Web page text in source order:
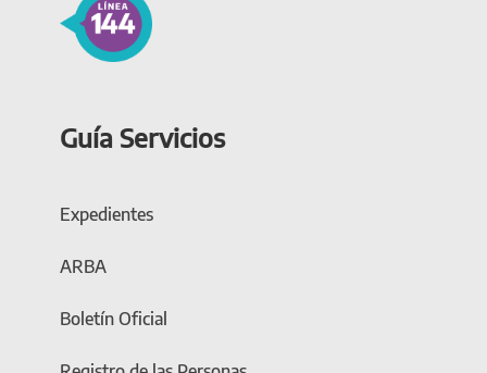
Guía Servicios
Expedientes
ARBA
Boletín Oficial